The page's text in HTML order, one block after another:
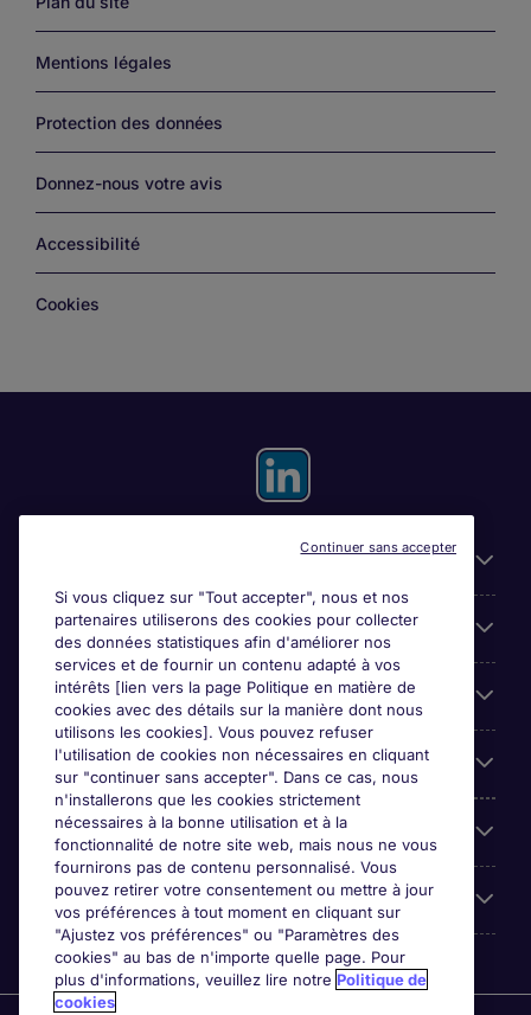
Mentions légales
Protection des données
Donnez-nous votre avis
Accessibilité
Cookies
Espace employeurs
Parcourir nos offres
Qui sommes-nous?
Reviews
Accreditations
Si vous cliquez sur "Tout accepter", nous et nos
partenaires utiliserons des cookies pour collecter
des données statistiques afin d'améliorer nos
services et de fournir un contenu adapté à vos
intérêts [lien vers la page Politique en matière de
cookies avec des détails sur la manière dont nous
utilisons les cookies]. Vous pouvez refuser
l'utilisation de cookies non nécessaires en cliquant
sur "continuer sans accepter". Dans ce cas, nous
n'installerons que les cookies strictement
nécessaires à la bonne utilisation et à la
fonctionnalité de notre site web, mais nous ne vous
fournirons pas de contenu personnalisé. Vous
pouvez retirer votre consentement ou mettre à jour
vos préférences à tout moment en cliquant sur
"Ajustez vos préférences" ou "Paramètres des
cookies" au bas de n'importe quelle page. Pour
plus d'informations, veuillez lire notre Politique de
cookies
Continuer sans accepter